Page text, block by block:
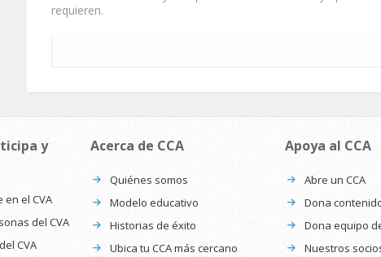
requieren.
y
en el CVA
del CVA
CVA
Acerca de CCA
Quiénes somos
Modelo educativo
Historias de éxito
Ubica tu CCA más cercano
Apoya al CCA
Abre un CCA
Dona
Dona equipo
Nuestros